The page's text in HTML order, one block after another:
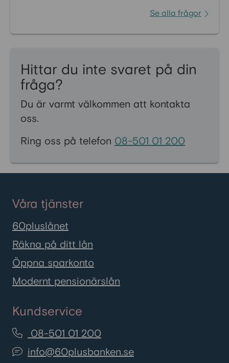
Se alla frågor
Hittar du inte svaret på din
fråga?
Du är varmt välkommen att kontakta
oss.
Ring oss på telefon 08-501 01 200
Våra tjänster
60pluslånet
Räkna på ditt lån
Öppna sparkonto
Modernt pensionärslån
Kundservice
08-501 01 200
info@60plusbanken.se